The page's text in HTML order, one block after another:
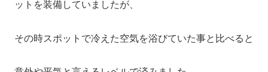
ットを装備していましたが、
その時スポットで冷えた空気を浴びていた事と比べると